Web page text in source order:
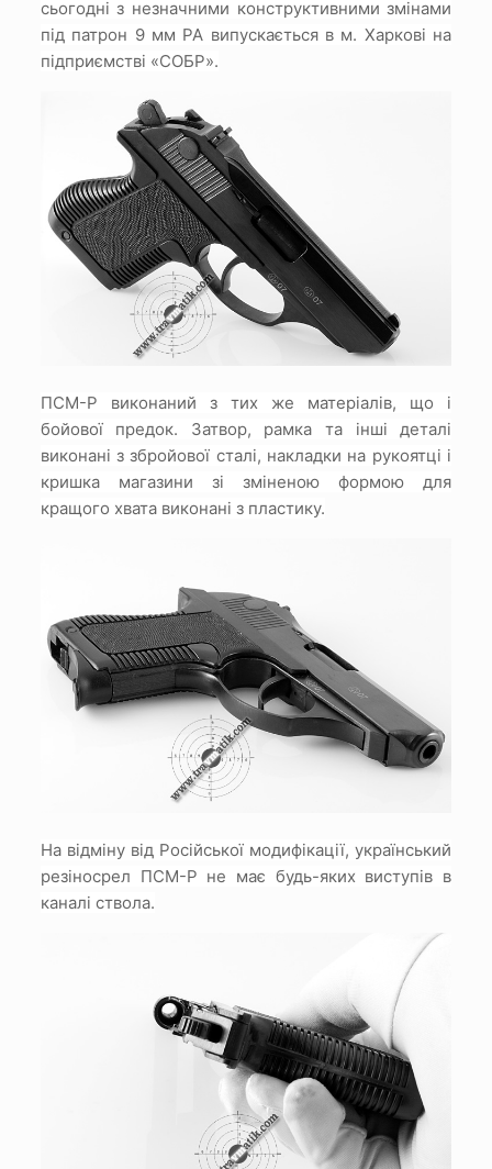
сьогодні з незначними конструктивними змінами
під патрон 9 мм PA випускається в м. Харкові на
підприємстві «СОБР».
ПСМ-Р виконаний з тих же матеріалів, що і
бойової предок. Затвор, рамка та інші деталі
виконані з збройової сталі, накладки на рукоятці і
кришка магазини зі зміненою формою для
кращого хвата виконані з пластику.
На відміну від Російської модифікації, український
резіносрел ПСМ-Р не має будь-яких виступів в
каналі ствола.